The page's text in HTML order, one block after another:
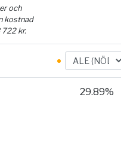
och
kostnad
722kr.
29.89%